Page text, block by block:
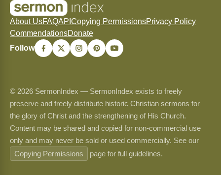
About UsFAQAPI Copying PermissionsPrivacy Policy
CommendationsDonate
Follow
© 2026 SermonIndex — SermonIndex exists to freely
preserve and freely distribute historic Christian sermons for
the glory of Christ and the strengthening of His Church.
Content may be shared and copied for non-commercial use
only and may never be sold or used commercially. See our
Copying Permissions
page for full guidelines.